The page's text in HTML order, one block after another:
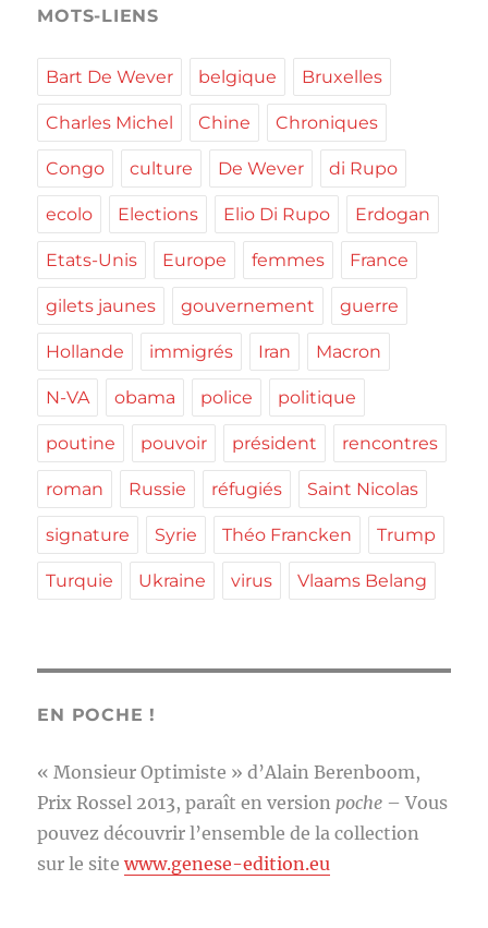
MOTS-LIENS
Bart De Wever belgique Bruxelles
Charles Michel Chine Chroniques
Congo culture De Wever di Rupo
ecolo Elections Elio Di Rupo Erdogan
Etats-Unis Europe femmes France
gilets jaunes gouvernement guerre
Hollande immigrés Iran Macron
N-VA obama police politique
poutine pouvoir président rencontres
roman Russie réfugiés Saint Nicolas
signature Syrie Théo Francken Trump
Turquie Ukraine virus Vlaams Belang
EN POCHE !
« Monsieur Optimiste » d’Alain Berenboom,
Prix Rossel 2013, paraît en version poche – Vous
pouvez découvrir l’ensemble de la collection
sur le sitewww.genese-edition.eu